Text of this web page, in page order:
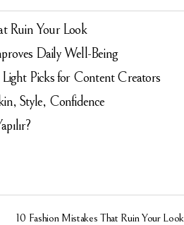
Ruin Your Look
Daily Well-Being
Light Picks for Content Creators
Style, Confidence
10 Fashion Mistakes That Ruin Your Look